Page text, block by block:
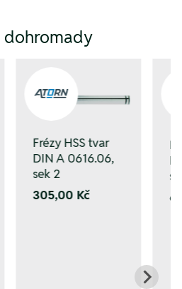
dohromady
Frézy HSS tvar
DIN A 0616.06,
sek 2
305,00 Kč